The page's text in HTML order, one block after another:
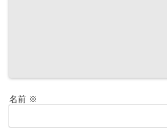
名前 ※